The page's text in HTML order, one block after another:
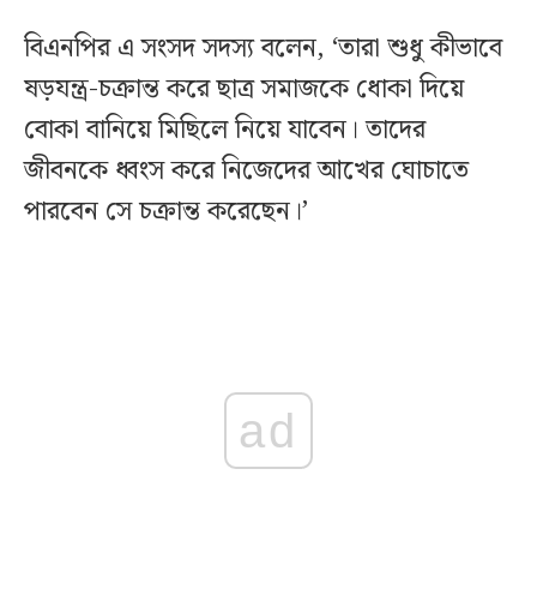
বিএনপির এ সংসদ সদস্য বলেন, ‘তারা শুধু কীভাবে
ষড়যন্ত্র-চক্রান্ত করে ছাত্র সমাজকে ধোকা দিয়ে
বোকা বানিয়ে মিছিলে নিয়ে যাবেন। তাদের
জীবনকে ধ্বংস করে নিজেদের আখের ঘোচাতে
পারবেন সে চক্রান্ত করেছেন।’
ad